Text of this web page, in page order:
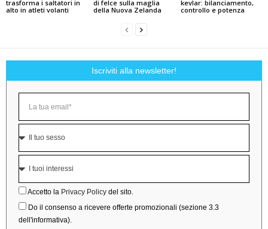
trasforma i saltatori in
alto in atleti volanti
di felce sulla maglia
della Nuova Zelanda
kevlar: bilanciamento,
controllo e potenza
Iscriviti alla newsletter!
Accetto la Privacy Policy del sito.
Do il consenso a ricevere offerte promozionali (sezione 3.3
dell'informativa).